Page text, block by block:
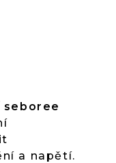
a napětí.